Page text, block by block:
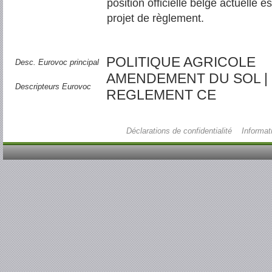
position officielle belge actuelle
projet de règlement.
Desc. Eurovoc principal POLITIQUE AGRICOLE
Descripteurs Eurovoc
AMENDEMENT DU SOL
REGLEMENT CE
Déclarations de confidentialité